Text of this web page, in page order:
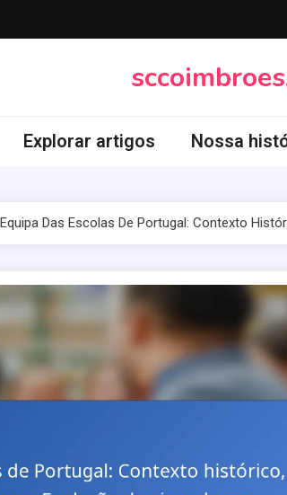
Explorar artigos Nossa
Equipa Das Escolas De Portugal: Contexto